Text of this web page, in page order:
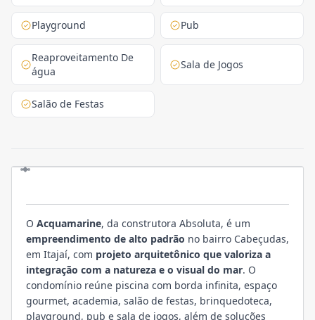
Playground Pub
Reaproveitamento De
água
Sala de Jogos
Salão de Festas
O Acquamarine, da construtora Absoluta, é um
empreendimento de alto padrão no bairro Cabeçudas,
em Itajaí, com projeto arquitetônico que valoriza a
integração com a natureza e o visual do mar. O
condomínio reúne piscina com borda infinita, espaço
gourmet, academia, salão de festas, brinquedoteca,
playground, pub e sala de jogos, além de soluções